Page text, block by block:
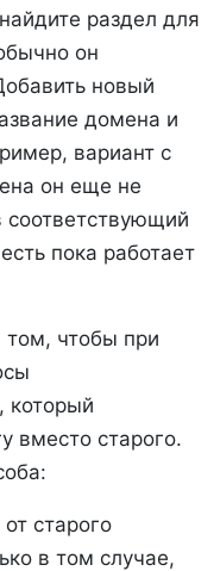
раздел для
он
новый
домена и
вариант с
он еще не
соответствующий
пока работает
том, чтобы при
который
вместо старого.
старого
в том случае,